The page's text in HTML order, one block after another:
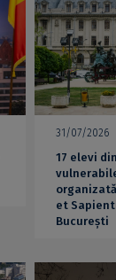
31/07/2026
17 elevi
et
București